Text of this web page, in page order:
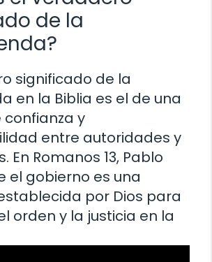
de la
significado de la
en la Biblia es el de una
y
entre autoridades y
En Romanos 13, Pablo
el gobierno es una
por Dios para
orden y la justicia en la